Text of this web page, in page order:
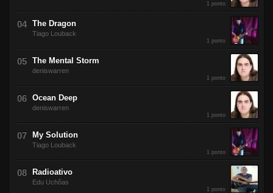
1 ponto
The Dragon
Tiago Louback
1 ponto
The Mental Storm
deniswarren
1 ponto
Ocean Deep
deniswarren
1 ponto
My Solution
Tiago Louback
1 ponto
Radioativo
Edu Uchôas
1 ponto